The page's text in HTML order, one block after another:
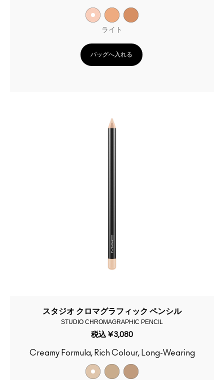
ライト
バッグへ入れる
スタジオ クロマグラフィック ペンシル
STUDIO CHROMAGRAPHIC PENCIL
税込 ¥3,080
Creamy Formula, Rich Colour, Long-Wearing